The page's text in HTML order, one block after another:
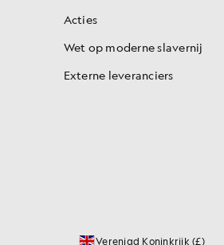
Acties
Wet op moderne slavernij
Externe leveranciers
Verenigd Koninkrijk (£)